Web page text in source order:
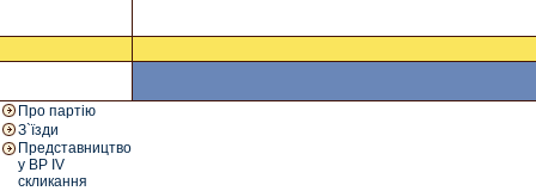
Про партію
З`їзди
Представництво
у ВР IV
скликання